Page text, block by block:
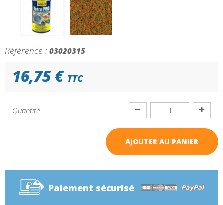
Référence : 03020315
16,75 € TTC
Quantité
AJOUTER AU PANIER
Paiement sécurisé